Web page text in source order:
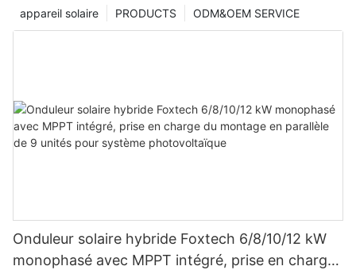
ODM&OEM SERVICE
PRODUCTS
appareil solaire
Onduleur solaire hybride Foxtech 6/8/10/12 kW
monophasé avec MPPT intégré, prise en charge